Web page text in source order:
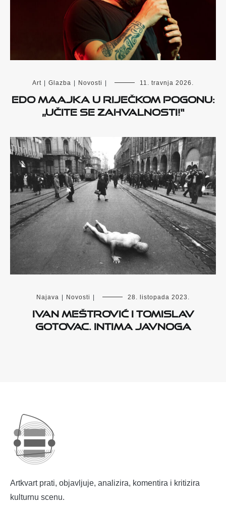
Art Glazba Novosti 11. travnja 2026.
Edo Maajka u riječkom Pogonu:
„Učite se zahvalnosti!“
Najava Novosti 28. listopada 2023.
Ivan Meštrović i Tomislav
Gotovac. INTIMA JAVNOGA
Artkvart prati, objavljuje, analizira, komentira i kritizira
kulturnu scenu.